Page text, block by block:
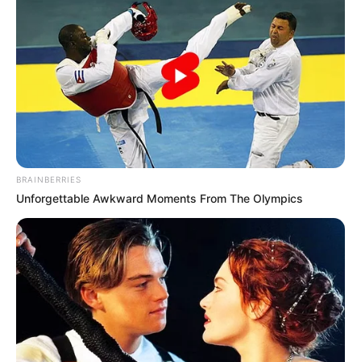
BRAINBERRIES
Unforgettable Awkward Moments From The Olympics